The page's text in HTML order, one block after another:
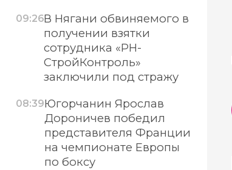
09:26В Нягани обвиняемого в
получении взятки
сотрудника «РН-
СтройКонтроль»
заключили под стражу
08:39Югорчанин Ярослав
Дороничев победил
представителя Франции
на чемпионате Европы
по боксу